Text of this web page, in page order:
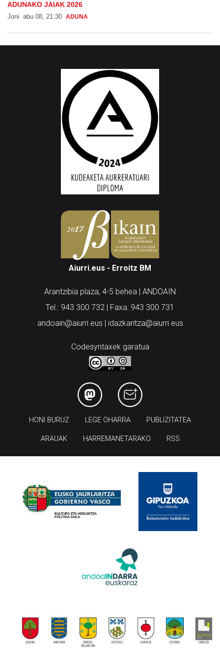
ADUNAKO JAIAK 2026
Joni abu 08, 21:30 ADUNA
Aiurri.eus - Erroitz BM
Arantzibia plaza, 4-5 behea | ANDOAIN
Tel.: 943 300 732 | Faxa: 943 300 731
andoain@aiurri.eus | idazkaritza@aiurri.eus
Codesyntaxek garatua
HONI BURUZ LEGE OHARRA PUBLIZITATEA
ARAUAK HARREMANETARAKO RSS